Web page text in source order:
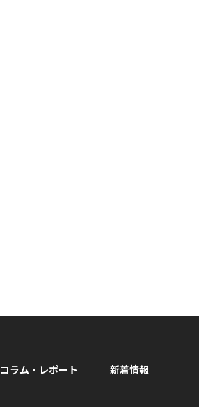
コラム・レポート 新着情報